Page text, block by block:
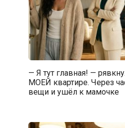
— Я тут главная! —
МОЕЙ квартире. Через
вещи и ушёл к мамочке